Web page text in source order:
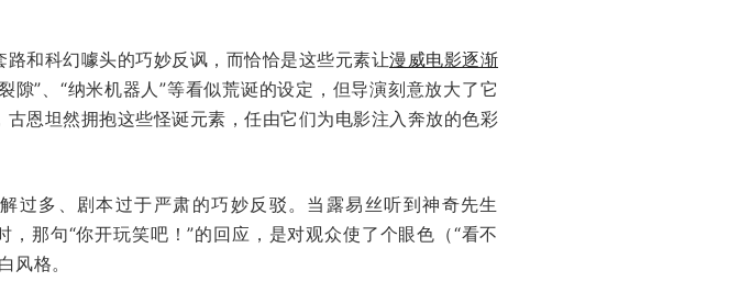
和科幻噱头的巧妙反讽，而恰恰是这些元素让漫威电影逐渐
隙”、“纳米机器人”等看似荒诞的设定，但导演刻意放大了它
恩坦然拥抱这些怪诞元素，任由它们为电影注入奔放的色彩
过多、剧本过于严肃的巧妙反驳。当露易丝听到神奇先生
那句“你开玩笑吧！”的回应，是对观众使了个眼色（“看不
风格。